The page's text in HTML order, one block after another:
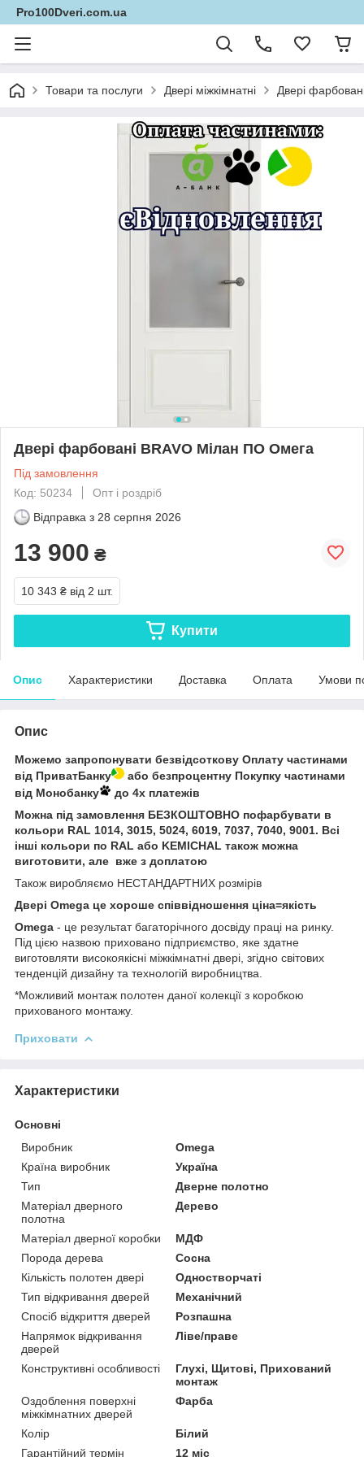
Pro100Dveri.com.ua
Товари та послуги Двері міжкімнатні Двері
Двері фарбовані BRAVO Мілан ПО Омега
Під замовлення
Код: 50234
Опт і роздріб
Відправка з 28 серпня 2026
13 900 ₴
10 343 ₴ від 2 шт.
Купити
Опис Характеристики Доставка Оплата Умови
Опис
Можемо запропонувати безвідсоткову Оплату частинами
від ПриватБанку
або безпроцентну Покупку частинами
від Монобанку
до 4х платежів
Можна під замовлення БЕЗКОШТОВНО пофарбувати в
кольори RAL 1014, 3015, 5024, 6019, 7037, 7040, 9001. Всі
інші кольори по RAL або KEMICHAL також можна
виготовити, але вже з доплатою
Також виробляємо НЕСТАНДАРТНИХ розмірів
Двері Omega це хороше співвідношення ціна=якість
Omega - це результат багаторічного досвіду праці на ринку.
Під цією назвою приховано підприємство, яке здатне
виготовляти високоякісні міжкімнатні двері, згідно світових
тенденцій дизайну та технологій виробництва.
*Можливий монтаж полотен даної колекції з коробкою
прихованого монтажу.
Приховати
Характеристики
Основні
Виробник
Omega
Країна виробник
Україна
Тип
Дверне полотно
Матеріал дверного
полотна
Дерево
Матеріал дверної коробки
МДФ
Порода дерева
Сосна
Кількість полотен двері
Одностворчаті
Тип відкривання дверей
Механічний
Спосіб відкриття дверей
Розпашна
Напрямок відкривання
дверей
Ліве/праве
Конструктивні особливості
Глухі, Щитові, Прихований
монтаж
Оздоблення поверхні
міжкімнатних дверей
Фарба
Колір
Білий
Гарантійний термін
12 міс